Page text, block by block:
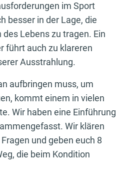
im Sport
besser in der Lage, die
Lebens zu tragen. Ein
führt auch zu klareren
Ausstrahlung.
aufbringen muss, um
kommt einem in vielen
Wir haben eine Einführung
Wir klären
und geben euch 8
die beim Kondition